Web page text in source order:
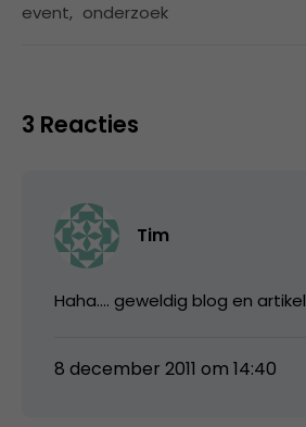
event, onderzoek
3 Reacties
Tim
Haha…. geweldig blog en artikel
8 december 2011 om 14:40